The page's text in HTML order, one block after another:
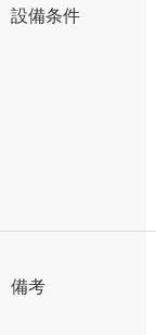
設備条件
備考